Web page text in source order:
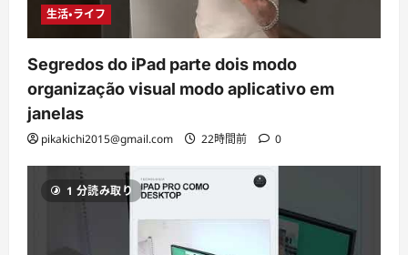
生活・ライフ
Segredos do iPad parte dois modo
organização visual modo aplicativo em
janelas
pikakichi2015@gmail.com 22時間前 0
1 分読み取り